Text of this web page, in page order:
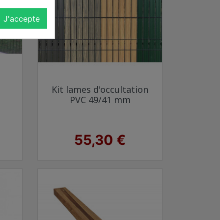
7016
Aperçu rapide
Vert 6005
Gris anthracite 7016
quartzbois clair
Kit lames d'occultation
PVC 49/41 mm
Prix
55,30 €
J'accepte